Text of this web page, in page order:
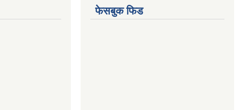
फेसबुक फिड